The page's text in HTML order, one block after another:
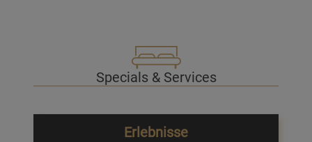
Specials & Services
Erlebnisse